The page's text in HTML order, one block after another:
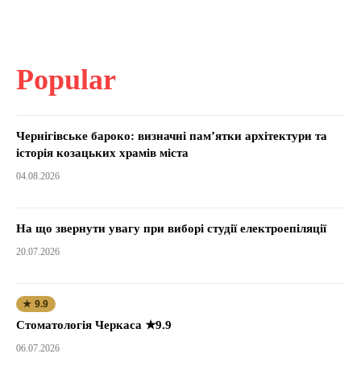
Popular
Чернігівське бароко: визначні пам’ятки архітектури та
історія козацьких храмів міста
04.08.2026
На що звернути увагу при виборі студії електроепіляції
20.07.2026
★ 9.9
Стоматологія Черкаса ★9.9
06.07.2026